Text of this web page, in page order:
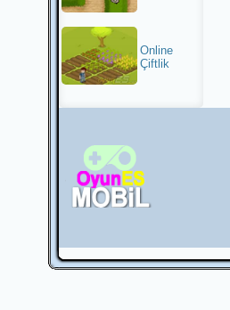
Online
Çiftlik